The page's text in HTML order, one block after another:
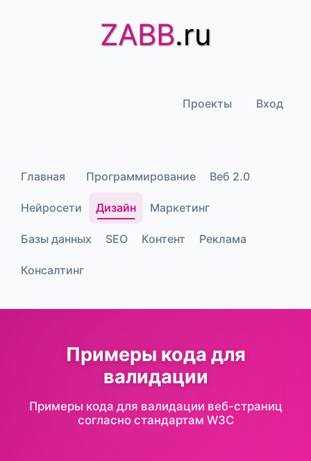
ZABB.ru
Проекты Вход
Главная Программирование Веб 2.0
Нейросети Дизайн Маркетинг
Базы данных SEO Контент Реклама
Консалтинг
Примеры кода для
валидации
Примеры кода для валидации веб-страниц
согласно стандартам W3C